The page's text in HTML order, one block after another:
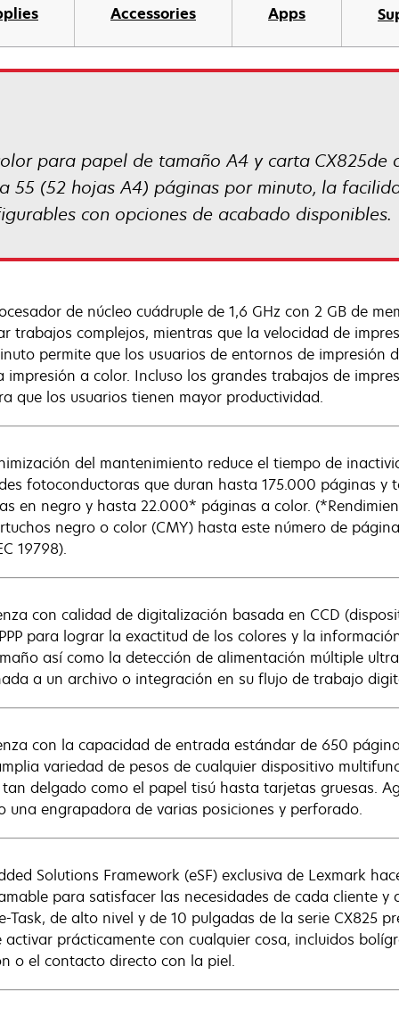
Accessories Apps
para papel de tamaño A4 y carta CX825de
55 (52 hojas A4) páginas por minuto, la
con opciones de acabado disponibles.
de núcleo cuádruple de 1,6 GHz con 2 GB de
trabajos complejos, mientras que la velocidad de
permite que los usuarios de entornos de impresión
impresión a color. Incluso los grandes trabajos de
que los usuarios tienen mayor productividad.
del mantenimiento reduce el tiempo de
fotoconductoras que duran hasta 175.000 páginas
en negro y hasta 22.000* páginas a color.
negro o color (CMY) hasta este número de
19798).
con calidad de digitalización basada en CCD
para lograr la exactitud de los colores y la
así como la detección de alimentación múltiple
a un archivo o integración en su flujo de trabajo
con la capacidad de entrada estándar de 650
variedad de pesos de cualquier dispositivo
delgado como el papel tisú hasta tarjetas gruesas.
una engrapadora de varias posiciones y perforado.
Solutions Framework (eSF) exclusiva de Lexmark
para satisfacer las necesidades de cada cliente
Task, de alto nivel y de 10 pulgadas de la serie CX825
activar prácticamente con cualquier cosa, incluidos
o el contacto directo con la piel.